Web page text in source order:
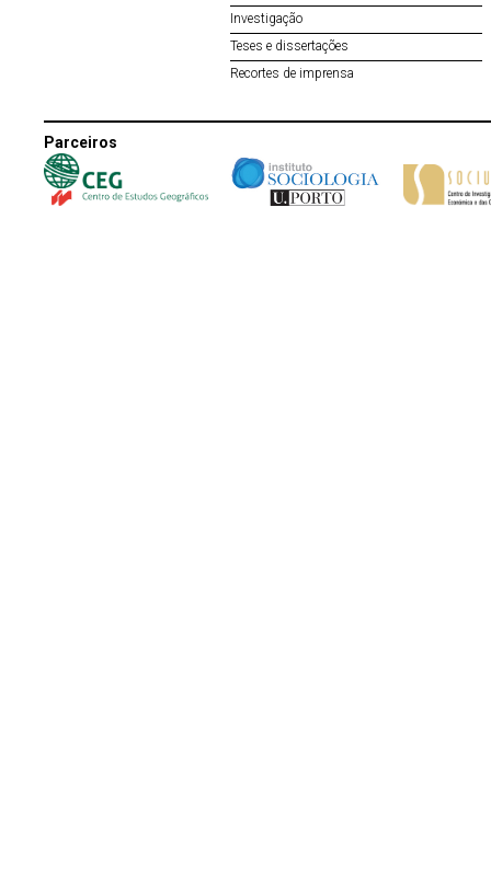
Investigação
Teses e dissertações
Recortes de imprensa
Parceiros